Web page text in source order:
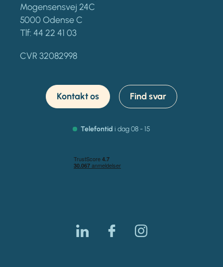
Mogensensvej 24C
5000 Odense C
Tlf: 44 22 41 03
CVR 32082998
Kontakt os Find svar
Telefontid i dag 08 - 15